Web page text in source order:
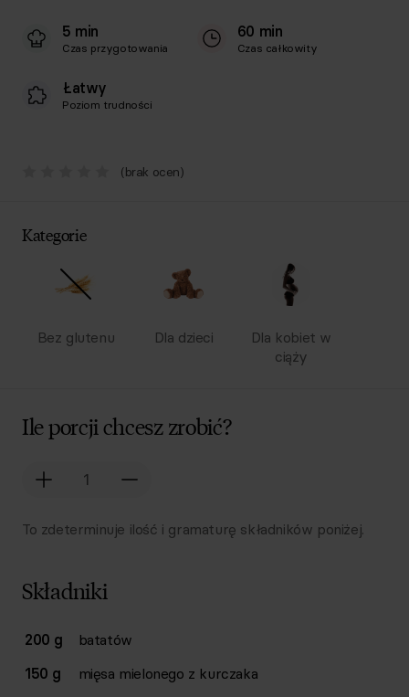
5 min
Czas przygotowania
60 min
Czas całkowity
Łatwy
Poziom trudności
(brak ocen)
Kategorie
Bez glutenu Dla dzieci
Dla kobiet w
ciąży
Ile porcji chcesz zrobić?
To zdeterminuje ilość i gramaturę składników poniżej.
Składniki
Lista składników przepisu z ilościami i wagami
Ilość Składnik
200 g
batatów
150 g
mięsa mielonego z kurczaka